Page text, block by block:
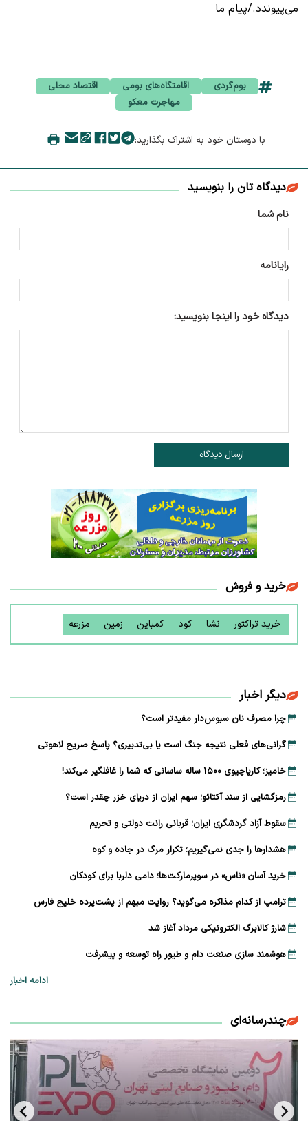
می‌پیوندد./پیام ما
بوم‌گردی اقامتگاه‌های بومی
اقتصاد محلی
مهاجرت معکو
با دوستان خود به اشتراک بگذارید:
دیدگاه تان را بنویسید
نام شما
رایانامه
دیدگاه خود را اینجا بنویسید:
ارسال دیدگاه
خرید و فروش
خرید تراکتور نشا کود کمباین زمین مزرعه
دیگر اخبار
چرا مصرف نان سبوس‌دار مفیدتر است؟
گرانی‌های فعلی نتیجه جنگ است یا بی‌تدبیری؟ پاسخ صریح لاهوتی
خامیز؛ کارپاچیوی ۱۵۰۰ ساله ساسانی که شما را غافلگیر می‌کند!
رمزگشایی از سند آکتائو؛ سهم ایران از دریای خزر چقدر است؟
سقوط آزاد گردشگری ایران؛ قربانی رانت دولتی و تحریم
هشدارها را جدی نمی‌گیریم؛ تکرار مرگ در جاده و کوه
خرید آسان «ناس» در سوپرمارکت‌ها؛ دامی دلربا برای کودکان
ترامپ از کدام مذاکره می‌گوید؟ روایت مبهم از پشت‌پرده خلیج فارس
شارژ کالابرگ الکترونیکی مرداد آغاز شد
هوشمند سازی صنعت دام و طیور راه توسعه و پیشرفت
ادامه اخبار
چندرسانه‌ای